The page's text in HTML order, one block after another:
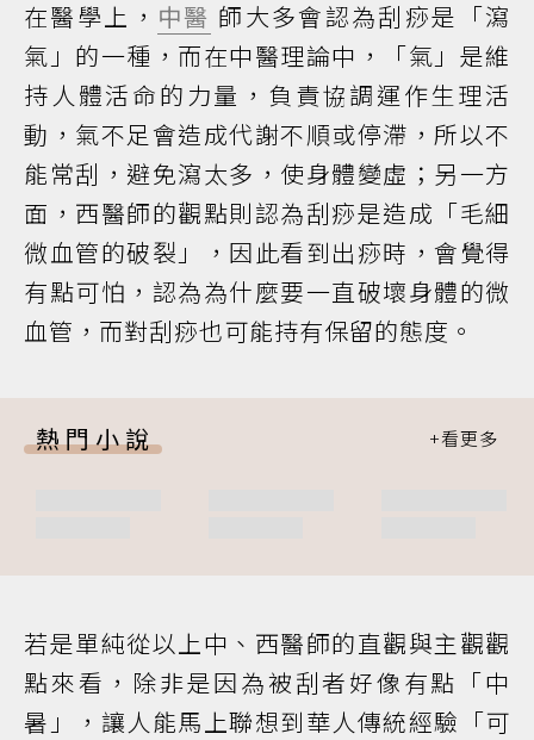
在醫學上， 中醫 師大多會認為刮痧是「瀉
氣」的一種，而在中醫理論中，「氣」是維
持人體活命的力量，負責協調運作生理活
動，氣不足會造成代謝不順或停滯，所以不
能常刮，避免瀉太多，使身體變虛；另一方
面，西醫師的觀點則認為刮痧是造成「毛細
微血管的破裂」，因此看到出痧時，會覺得
有點可怕，認為為什麼要一直破壞身體的微
血管，而對刮痧也可能持有保留的態度。
熱門小說
若是單純從以上中、西醫師的直觀與主觀觀
點來看，除非是因為被刮者好像有點「中
暑」，讓人能馬上聯想到華人傳統經驗「可